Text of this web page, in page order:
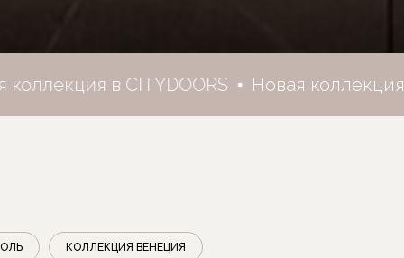
в CITYDOORS Новая коллекция в
КОЛЛЕКЦИЯ ВЕНЕЦИЯ